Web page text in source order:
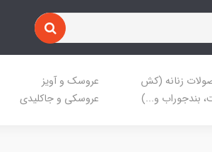
زنانه (کش
بندجوراب و...)
عروسک و آویز
عروسکی و جاکلیدی